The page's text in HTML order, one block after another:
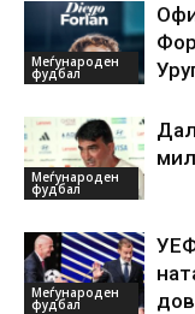
Меѓународен
фудбал
Меѓународен
фудбал
Меѓународен
фудбал